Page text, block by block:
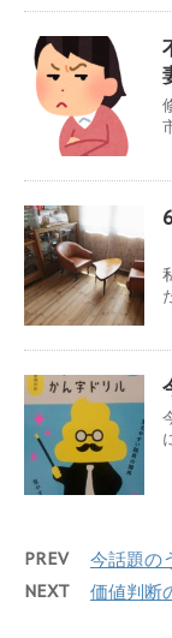
PREV 今話題の
NEXT 価値判断